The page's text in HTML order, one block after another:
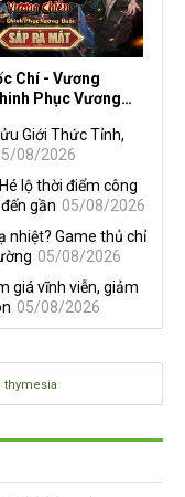
Chí - Vương
Phục Vương
Đông Nam Á
Giới Thức Tỉnh,
08/2026
lộ thời điểm công
gần 05/08/2026
nhiệt? Game thủ chỉ
05/08/2026
giá vĩnh viễn, giảm
05/08/2026
thymesia